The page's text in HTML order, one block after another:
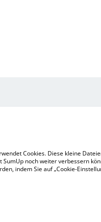
Cookies. Diese kleine
SumUp noch weiter verbessern
indem Sie auf „Cookie-